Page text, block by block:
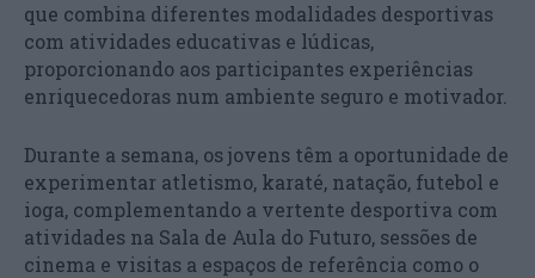
que combina diferentes modalidades desportivas
com atividades educativas e lúdicas,
proporcionando aos participantes experiências
enriquecedoras num ambiente seguro e motivador.
Durante a semana, os jovens têm a oportunidade de
experimentar atletismo, karaté, natação, futebol e
ioga, complementando a vertente desportiva com
atividades na Sala de Aula do Futuro, sessões de
cinema e visitas a espaços de referência como o